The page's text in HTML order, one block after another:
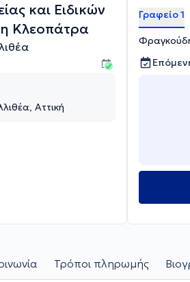
και Ειδικών
Κλεοπάτρα
Αττική
Γραφείο 1
Τρόποι πληρωμής